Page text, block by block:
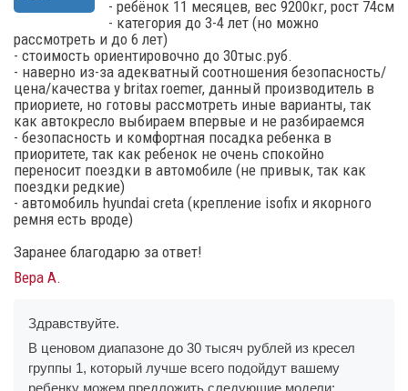
- ребёнок 11 месяцев, вес 9200кг, рост 74см
- категория до 3-4 лет (но можно
рассмотреть и до 6 лет)
- стоимость ориентировочно до 30тыс.руб.
- наверно из-за адекватный соотношения безопасность/
цена/качества у britax roemer, данный производитель в
приориете, но готовы рассмотреть иные варианты, так
как автокресло выбираем впервые и не разбираемся
- безопасность и комфортная посадка ребенка в
приоритете, так как ребенок не очень спокойно
переносит поездки в автомобиле (не привык, так как
поездки редкие)
- автомобиль hyundai creta (крепление isofix и якорного
ремня есть вроде)
Заранее благодарю за ответ!
Вера А.
Здравствуйте.
В ценовом диапазоне до 30 тысяч рублей из кресел
группы 1, который лучше всего подойдут вашему